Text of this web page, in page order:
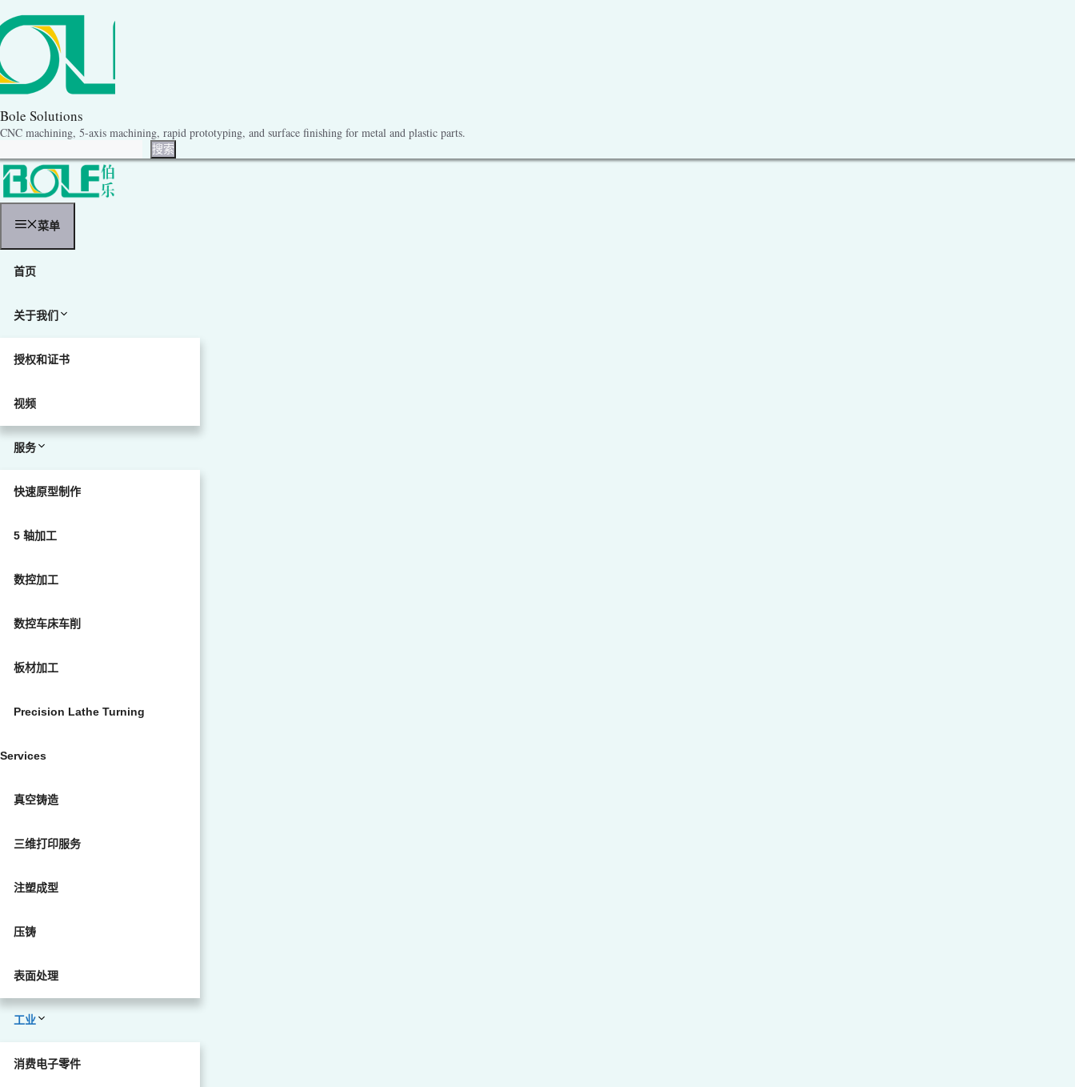
至
内
Bole Solutions
CNC machining, 5-axis machining, rapid prototyping, and surface finishing for metal and plastic parts.
搜索
菜单
首页
关于我们
授权和证书
视频
服务
快速原型制作
5 轴加工
数控加工
数控车床车削
板材加工
Precision Lathe Turning
Services
真空铸造
三维打印服务
注塑成型
压铸
表面处理
工业
消费电子零件